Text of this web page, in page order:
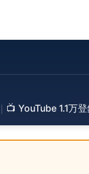
｜ 📺 YouTube 1.1万